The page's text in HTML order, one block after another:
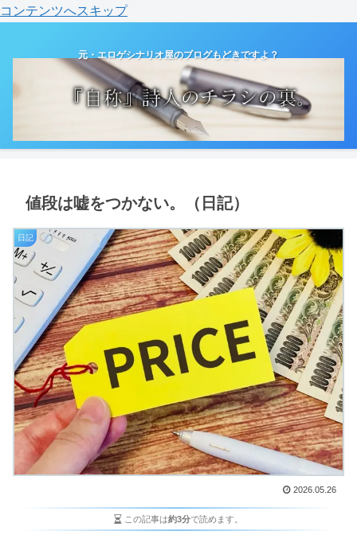
コンテンツへスキップ
元・エロゲシナリオ屋のブログもどきですよ？
値段は嘘をつかない。（日記）
日記
2026.05.26
この記事は約3分で読めます。